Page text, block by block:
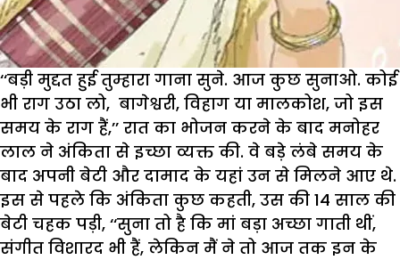
‘‘बड़ी मुद्दत हुई तुम्हारा गाना सुने. आज कुछ सुनाओ. कोई
भी राग उठा लो, बागेश्वरी, विहाग या मालकोश, जो इस
समय के राग हैं,’’ रात का भोजन करने के बाद मनोहर
लाल ने अंकिता से इच्छा व्यक्त की. वे बड़े लंबे समय के
बाद अपनी बेटी और दामाद के यहां उन से मिलने आए थे.
इस से पहले कि अंकिता कुछ कहती, उस की 14 साल की
बेटी चहक पड़ी, ‘‘सुना तो है कि मां बड़ा अच्छा गाती थीं,
संगीत विशारद भी हैं, लेकिन मैं ने तो आज तक इन के